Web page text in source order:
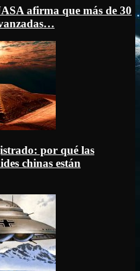
afirma que más de 30
por qué las
chinas están